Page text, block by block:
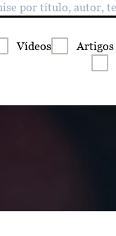
Vídeos Artigos